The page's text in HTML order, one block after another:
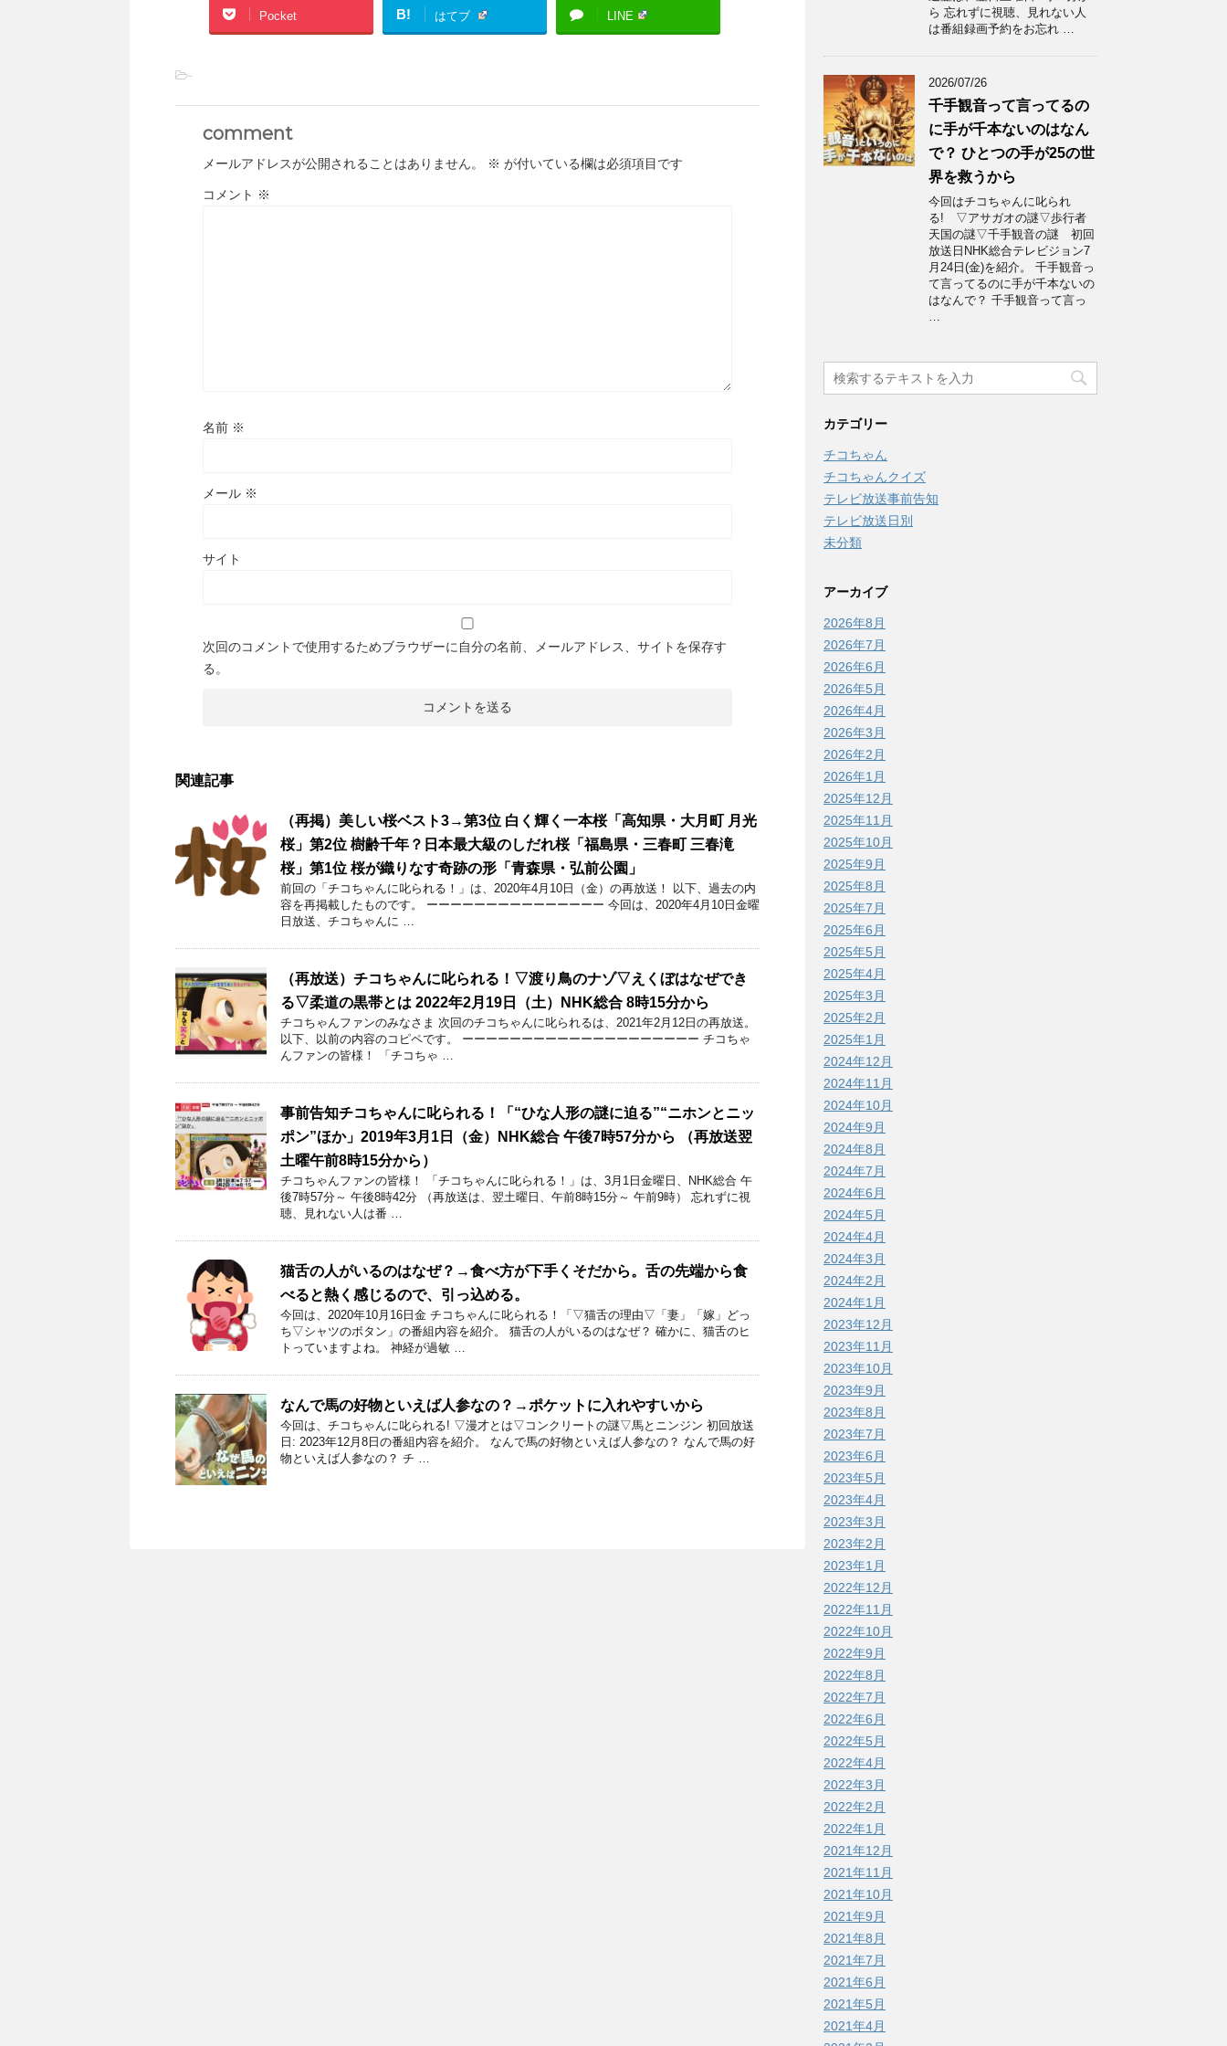
Pocket B! はてブ LINE
-
comment
メールアドレスが公開されることはありません。 ※ が付いている欄は必須項目です
コメント ※
名前 ※
メール ※
サイト
次回のコメントで使用するためブラウザーに自分の名前、メールアドレス、サイトを保存す
る。
関連記事
（再掲）美しい桜ベスト3→第3位 白く輝く一本桜「高知県・大月町 月光
桜」第2位 樹齢千年？日本最大級のしだれ桜「福島県・三春町 三春滝
桜」第1位 桜が織りなす奇跡の形「青森県・弘前公園」
前回の「チコちゃんに叱られる！」​は、2020年4月10日（金）の再放送！ 以下、過去の内
容を再掲載したものです。 ーーーーーーーーーーーーーーー 今回は、2020年4月10日金曜
日放送、チコちゃんに …
（再放送）チコちゃんに叱られる！▽渡り鳥のナゾ▽えくぼはなぜでき
る▽柔道の黒帯とは 2022年2月19日（土）NHK総合 8時15分から
チコちゃんファンのみなさま 次回のチコちゃんに叱られるは、2021年2月12日の再放送。
以下、以前の内容のコピペです。 ーーーーーーーーーーーーーーーーーーーー チコちゃ
んファンの皆様！ 「チコちゃ …
事前告知チコちゃんに叱られる！「“ひな人形の謎に迫る”“ニホンとニッ
ポン”ほか」2019年3月1日（金）NHK総合 午後7時57分から （再放送翌
土曜午前8時15分から）
チコちゃんファンの皆様！ 「チコちゃんに叱られる！」​は、3月1日金曜日、NHK総合 午
後7時57分～ 午後8時42分 （再放送は、翌土曜日、午前8時15分～ 午前9時） 忘れずに視
聴、見れない人は番 …
猫舌の人がいるのはなぜ？→食べ方が下手くそだから。舌の先端から食
べると熱く感じるので、引っ込める。
今回は、2020年10月16日金 チコちゃんに叱られる！「▽猫舌の理由▽「妻」「嫁」どっ
ち▽シャツのボタン」の番組内容を紹介。 猫舌の人がいるのはなぜ？ 確かに、猫舌のヒ
トっていますよね。 神経が過敏 …
なんで馬の好物といえば人参なの？→ポケットに入れやすいから
今回は、チコちゃんに叱られる! ▽漫才とは▽コンクリートの謎▽馬とニンジン 初回放送
日: 2023年12月8日の番組内容を紹介。 なんで馬の好物といえば人参なの？ なんで馬の好
物といえば人参なの？ チ …
ら 忘れずに視聴、見れない人
は番組録画予約をお忘れ …
2026/07/26
千手観音って言ってるの
に手が千本ないのはなん
で？ ひとつの手が25の世
界を救うから
今回はチコちゃんに叱られ
る! ▽アサガオの謎▽歩行者
天国の謎▽千手観音の謎 初回
放送日NHK総合テレビジョン7
月24日(金)を紹介。 千手観音っ
て言ってるのに手が千本ないの
はなんで？ 千手観音って言っ
…
カテゴリー
チコちゃん
チコちゃんクイズ
テレビ放送事前告知
テレビ放送日別
未分類
アーカイブ
2026年8月
2026年7月
2026年6月
2026年5月
2026年4月
2026年3月
2026年2月
2026年1月
2025年12月
2025年11月
2025年10月
2025年9月
2025年8月
2025年7月
2025年6月
2025年5月
2025年4月
2025年3月
2025年2月
2025年1月
2024年12月
2024年11月
2024年10月
2024年9月
2024年8月
2024年7月
2024年6月
2024年5月
2024年4月
2024年3月
2024年2月
2024年1月
2023年12月
2023年11月
2023年10月
2023年9月
2023年8月
2023年7月
2023年6月
2023年5月
2023年4月
2023年3月
2023年2月
2023年1月
2022年12月
2022年11月
2022年10月
2022年9月
2022年8月
2022年7月
2022年6月
2022年5月
2022年4月
2022年3月
2022年2月
2022年1月
2021年12月
2021年11月
2021年10月
2021年9月
2021年8月
2021年7月
2021年6月
2021年5月
2021年4月